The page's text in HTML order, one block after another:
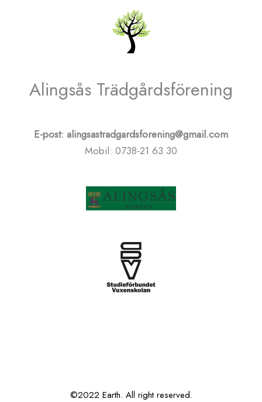
Alingsås Trädgårdsförening
E-post: alingsastradgardsforening@gmail.com
Mobil: 0738-21 63 30
©2022 Earth. All right reserved.